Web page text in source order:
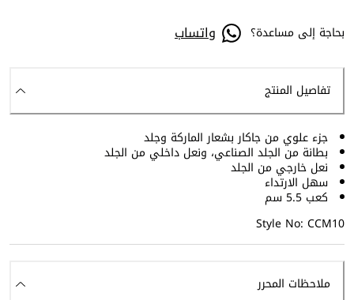
بحاجة إلى مساعدة؟ واتساب
تفاصيل المنتج
جزء علوي من جاكار بشعار الماركة وجلد
بطانة من الجلد الصناعي، ونعل داخلي من الجلد
نعل خارجي من الجلد
سهل الارتداء
كعب 5.5 سم
Style No: CCM10
ملاحظات المحرر